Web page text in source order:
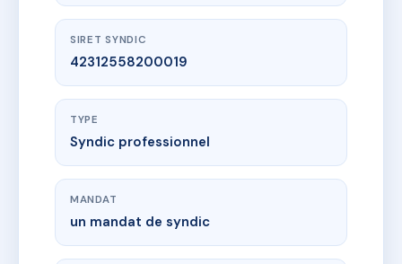
SIRET SYNDIC
42312558200019
TYPE
Syndic professionnel
MANDAT
un mandat de syndic